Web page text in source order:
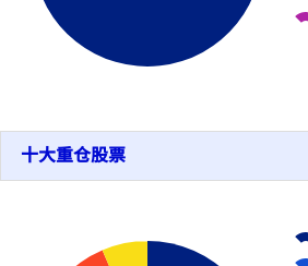
十大重仓股票